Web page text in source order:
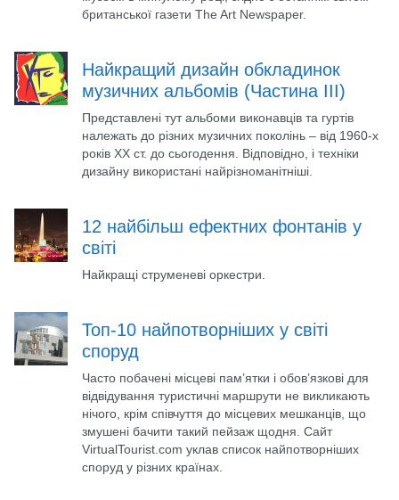
британської газети The Art Newspaper.
Найкращий дизайн обкладинок
музичних альбомів (Частина ІІI)
Представлені тут альбоми виконавців та гуртів
належать до різних музичних поколінь – від 1960-х
років ХХ ст. до сьогодення. Відповідно, і техніки
дизайну використані найрізноманітніші.
12 найбільш ефектних фонтанів у
світі
Найкращі струменеві оркестри.
Топ-10 найпотворніших у світі
споруд
Часто побачені місцеві пам’ятки і обов’язкові для
відвідування туристичні маршрути не викликають
нічого, крім співчуття до місцевих мешканців, що
змушені бачити такий пейзаж щодня. Сайт
VirtualTourist.com уклав список найпотворніших
споруд у різних країнах.